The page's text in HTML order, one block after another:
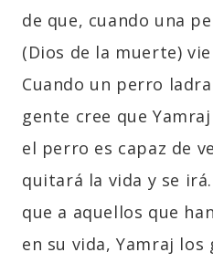
de que, cuando una
(Dios de la muerte)
Cuando un perro
gente cree que
el perro es capaz de
quitará la vida y se
que a aquellos que
en su vida, Yamraj